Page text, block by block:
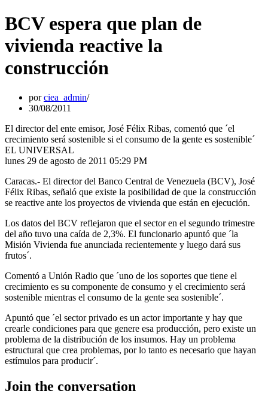
BCV espera que plan de
vivienda reactive la
construcción
porciea_admin
30/08/2011
El director del ente emisor, José Félix Ribas, comentó que ´el
crecimiento será sostenible si el consumo de la gente es sostenible´
EL UNIVERSAL
lunes 29 de agosto de 2011 05:29 PM
Caracas.- El director del Banco Central de Venezuela (BCV), José
Félix Ribas, señaló que existe la posibilidad de que la construcción
se reactive ante los proyectos de vivienda que están en ejecución.
Los datos del BCV reflejaron que el sector en el segundo trimestre
del año tuvo una caída de 2,3%. El funcionario apuntó que ´la
Misión Vivienda fue anunciada recientemente y luego dará sus
frutos´.
Comentó a Unión Radio que ´uno de los soportes que tiene el
crecimiento es su componente de consumo y el crecimiento será
sostenible mientras el consumo de la gente sea sostenible´.
Apuntó que ´el sector privado es un actor importante y hay que
crearle condiciones para que genere esa producción, pero existe un
problema de la distribución de los insumos. Hay un problema
estructural que crea problemas, por lo tanto es necesario que hayan
estímulos para producir´.
Join the conversation